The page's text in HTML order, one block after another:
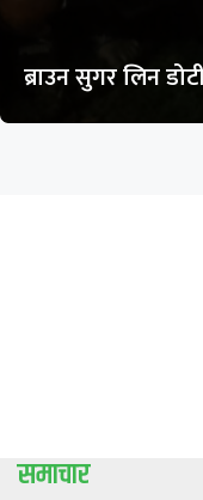
ब्राउन सुगर लिन
समाचार